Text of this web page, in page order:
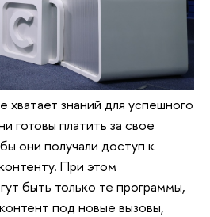
знаний для успешного
готовы платить за свое
они получали доступ к
При этом
быть только те программы,
под новые вызовы,